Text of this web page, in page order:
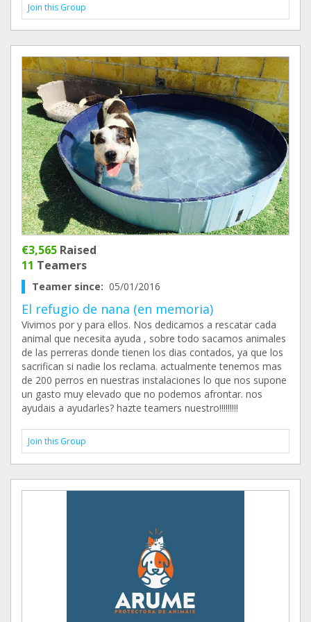
Join this Group
€3,565 Raised
11 Teamers
Teamer since: 05/01/2016
El refugio de nana (en memoria)
Vivimos por y para ellos. Nos dedicamos a rescatar cada
animal que necesita ayuda , sobre todo sacamos animales
de las perreras donde tienen los dias contados, ya que los
sacrifican si nadie los reclama. actualmente tenemos mas
de 200 perros en nuestras instalaciones lo que nos supone
un gasto muy elevado que no podemos afrontar. nos
ayudais a ayudarles? hazte teamers nuestro!!!!!!!!!
Join this Group